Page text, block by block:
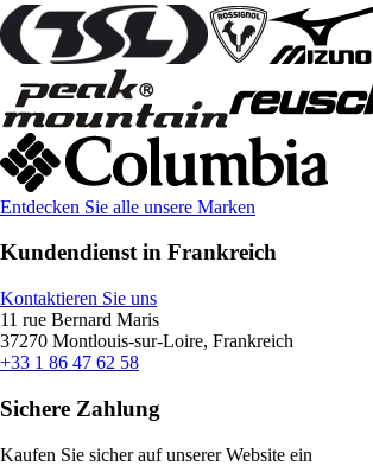
Entdecken Sie alle unsere Marken
Kundendienst in Frankreich
Kontaktieren Sie uns
11 rue Bernard Maris
37270 Montlouis-sur-Loire, Frankreich
+33 1 86 47 62 58
Sichere Zahlung
Kaufen Sie sicher auf unserer Website ein